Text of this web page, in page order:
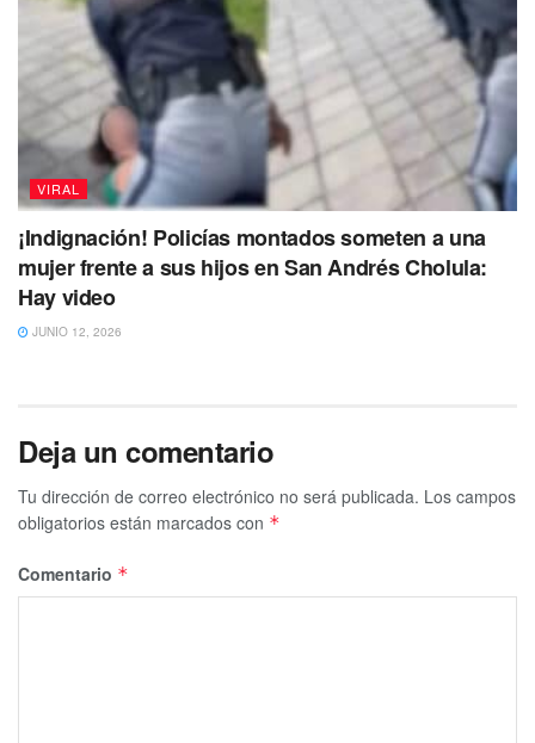
VIRAL
¡Indignación! Policías montados someten a una
mujer frente a sus hijos en San Andrés Cholula:
Hay video
JUNIO 12, 2026
Deja un comentario
Tu dirección de correo electrónico no será publicada. Los campos
obligatorios están marcados con *
Comentario *